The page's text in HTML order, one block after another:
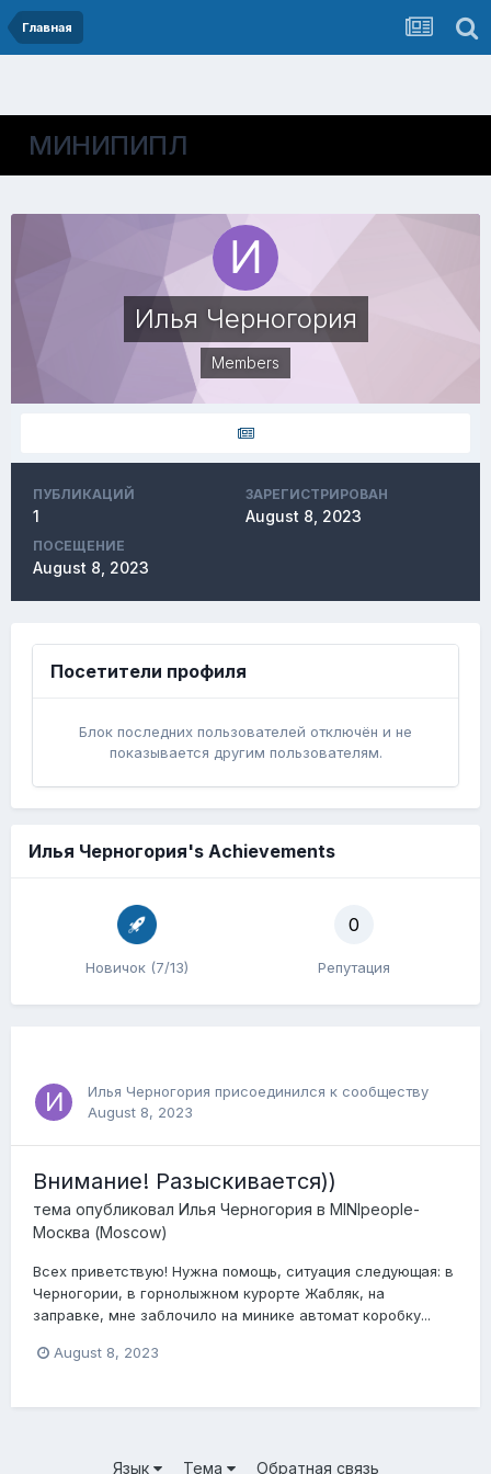
Главная
МИНИПИПЛ
Илья Черногория
Members
ПУБЛИКАЦИЙ
1
ЗАРЕГИСТРИРОВАН
August 8, 2023
ПОСЕЩЕНИЕ
August 8, 2023
Посетители профиля
Блок последних пользователей отключён и не
показывается другим пользователям.
Илья Черногория's Achievements
Новичок (7/13)
0
Репутация
Илья Черногория присоединился к сообществу
August 8, 2023
Внимание! Разыскивается))
тема опубликовал Илья Черногория в MINIpeople-
Москва (Moscow)
Всех приветствую! Нужна помощь, ситуация следующая: в
Черногории, в горнолыжном курорте Жабляк, на
заправке, мне заблочило на минике автомат коробку...
August 8, 2023
Язык Тема Обратная связь